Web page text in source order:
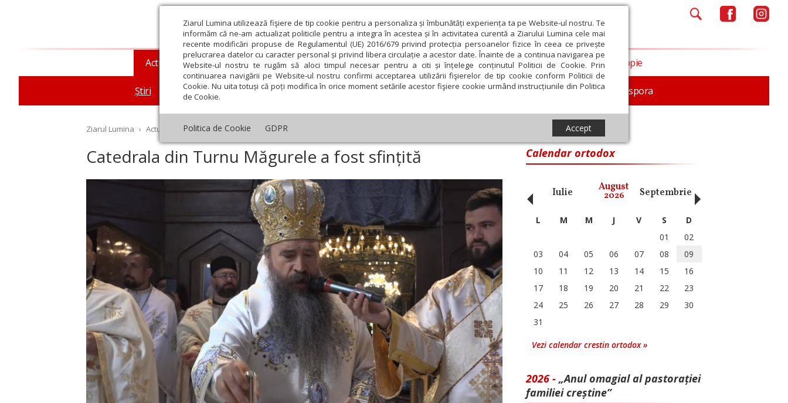
Ziarul Lumina utilizează fişiere de tip cookie pentru a personaliza și îmbunătăți experiența ta pe Website-ul nostru. Te
informăm că ne-am actualizat politicile pentru a integra în acestea și în activitatea curentă a Ziarului Lumina cele mai
recente modificări propuse de Regulamentul (UE) 2016/679 privind protecția persoanelor fizice în ceea ce privește
prelucrarea datelor cu caracter personal și privind libera circulație a acestor date. Înainte de a continua navigarea pe
Website-ul nostru te rugăm să aloci timpul necesar pentru a citi și înțelege conținutul Politicii de Cookie. Prin
continuarea navigării pe Website-ul nostru confirmi acceptarea utilizării fişierelor de tip cookie conform Politicii de
Cookie. Nu uita totuși că poți modifica în orice moment setările acestor fişiere cookie urmând instrucțiunile din Politica
de Cookie.
Politica de Cookie GDPR Accept
Actualitate religioasă
Știri Mesaje și cuvântări An omagial Comunicate de presă Documentar In memoriam Diaspora
Teologie și spiritualitate Educaţie și Cultură Societate Opinii Filantropie
Ziarul Lumina › Actualitate religioasă › Știri › Catedrala din Turnu Măgurele a fost sfințită
Catedrala din Turnu Măgurele a fost sfințită Calendar ortodox
Decembrie Ianuarie Februarie Iunie Iulie August
2026 Septembrie Octombrie
‹ L M M J V S
D
01
02
03
04 05 06 07 08
09
10
11 12 13 14 15
16
17
18 19 20 21 22
23
24
25 26 27 28 29
30
31
Vezi calendar crestin ortodox »
2026 - „Anul omagial al pastorației
familiei creștine”